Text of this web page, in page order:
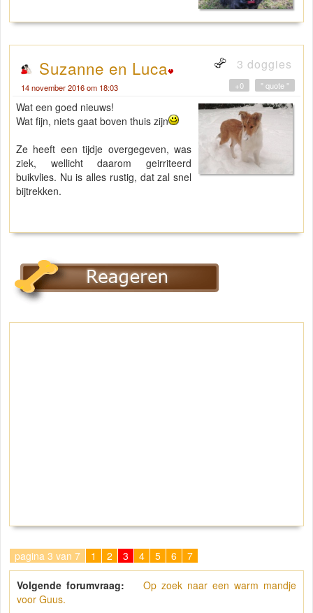
Suzanne en Luca 3 doggies
14 november 2016 om 18:03 " quote "
+0
Wat een goed nieuws!
Wat fijn, niets gaat boven thuis zijn
Ze heeft een tijdje overgegeven, was
ziek, wellicht daarom geirriteerd
buikvlies. Nu is alles rustig, dat zal snel
bijtrekken.
pagina 3 van 7 1 2 3 4 5 6 7
Volgende forumvraag:
Op zoek naar een warm mandje
voor Guus.